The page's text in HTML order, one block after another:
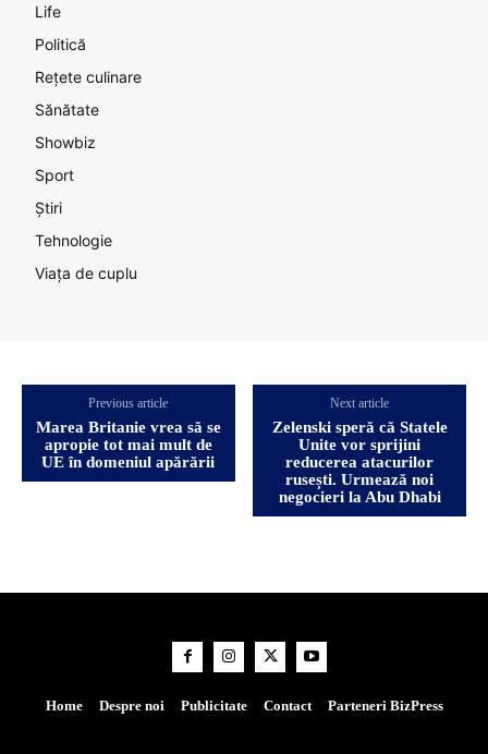
Life
Politică
Rețete culinare
Sănătate
Showbiz
Sport
Știri
Tehnologie
Viața de cuplu
Previous article
Marea Britanie vrea să se
apropie tot mai mult de
UE în domeniul apărării
Next article
Zelenski speră că Statele
Unite vor sprijini
reducerea atacurilor
rusești. Urmează noi
negocieri la Abu Dhabi
Home Despre noi Publicitate Contact Parteneri BizPress